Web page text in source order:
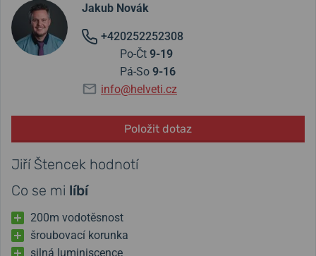
Jakub Novák
+420252252308
Po-Čt 9-19
Pá-So 9-16
info@helveti.cz
Položit dotaz
Jiří Štencek hodnotí
Co se mi líbí
200m vodotěsnost
šroubovací korunka
silná luminiscence